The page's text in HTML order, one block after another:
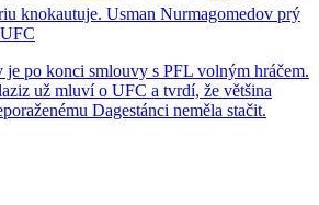
knokautuje. Usman Nurmagomedov prý
je po konci smlouvy s PFL volným hráčem.
už mluví o UFC a tvrdí, že většina
Dagestánci neměla stačit.